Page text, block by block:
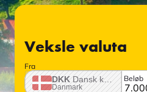
Veksle valuta
Fra
DKK Dansk krone
Danmark
Beløb